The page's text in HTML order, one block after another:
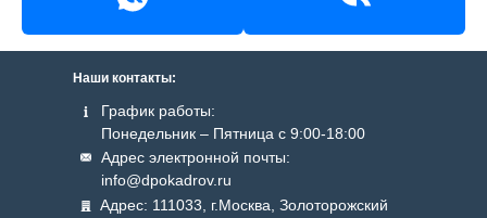
Наши контакты:
График работы:
Понедельник – Пятница с 9:00-18:00
Адрес: 111033, г.Москва, Золоторожский
Адрес электронной почты:
info@dpokadrov.ru